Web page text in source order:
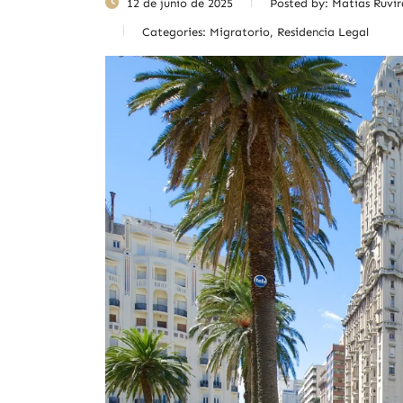
12 de junio de 2025 Posted by: Matias
Categories: Migratorio, Residencia Legal